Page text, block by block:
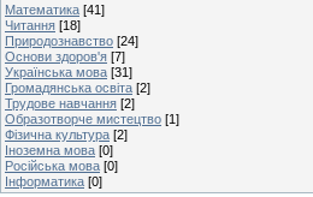
Математика [41]
Читання [18]
Природознавство [24]
Основи здоров'я [7]
Українська мова [31]
Громадянська освіта [2]
Трудове навчання [2]
Образотворче мистецтво [1]
Фізична культура [2]
Іноземна мова [0]
Російська мова [0]
Інформатика [0]